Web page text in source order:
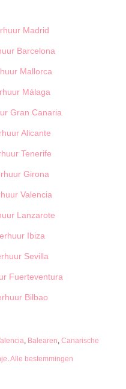
Madrid
Barcelona
Mallorca
Málaga
Gran Canaria
Alicante
Tenerife
Girona
Valencia
Lanzarote
Ibiza
Sevilla
Fuerteventura
Bilbao
, Balearen, Canarische
.Alle bestemmingen